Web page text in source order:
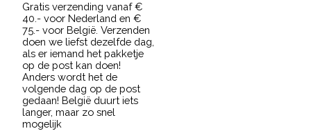
Gratis verzending vanaf €
40.- voor Nederland en €
75.- voor België. Verzenden
doen we liefst dezelfde dag,
als er iemand het pakketje
op de post kan doen!
Anders wordt het de
volgende dag op de post
gedaan! België duurt iets
langer, maar zo snel
mogelijk